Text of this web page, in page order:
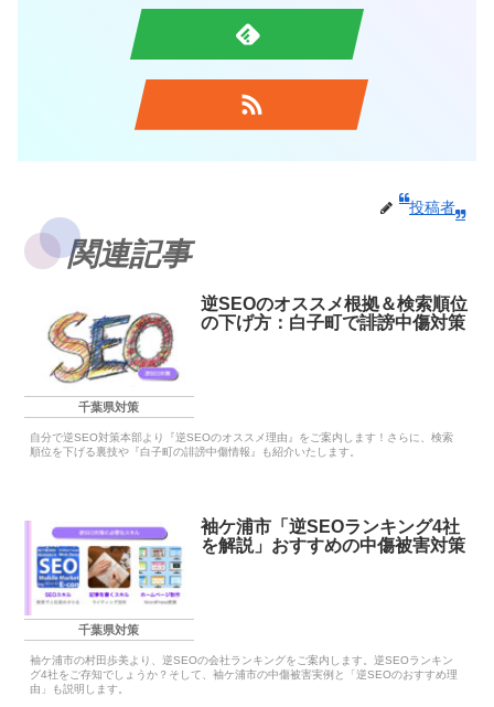
投稿者
関連記事
千葉県対策
逆SEOのオススメ根拠＆検索順位
の下げ方：白子町で誹謗中傷対策
自分で逆SEO対策本部より『逆SEOのオススメ理由』をご案内します！さらに、検索
順位を下げる裏技や『白子町の誹謗中傷情報』も紹介いたします。
千葉県対策
袖ケ浦市「逆SEOランキング4社
を解説」おすすめの中傷被害対策
袖ケ浦市の村田歩美より、逆SEOの会社ランキングをご案内します。逆SEOランキン
グ4社をご存知でしょうか？そして、袖ケ浦市の中傷被害実例と「逆SEOのおすすめ理
由」も説明します。